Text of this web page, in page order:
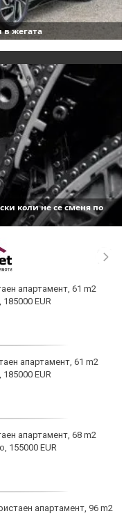
в жегата
коли не се сменя по
апартамент, 61 m2
EUR
апартамент, 61 m2
EUR
апартамент, 68 m2
155000 EUR
апартамент, 96 m2